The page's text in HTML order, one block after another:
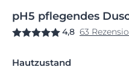
pH5 pflegendes
4,8 63
Hautzustand